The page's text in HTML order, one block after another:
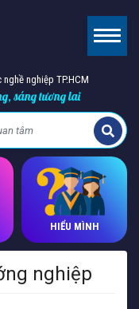
nghiệp TP.HCM
sáng tương lai
HIỂU MÌNH
nghiệp